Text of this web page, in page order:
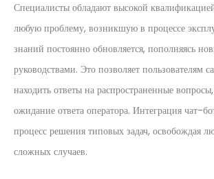
Специалисты обладают высокой
любую проблему, возникшую в процессе
знаний постоянно обновляется, пополняясь
руководствами. Это позволяет пользователям
находить ответы на распространенные
ожидание ответа оператора. Интеграция чат-
процесс решения типовых задач, освобождая
сложных случаев.